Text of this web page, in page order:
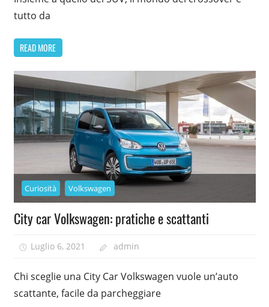
tutto da
READ MORE
Curiosità Volkswagen
City car Volkswagen: pratiche e scattanti
Luglio 6, 2021 admin
Chi sceglie una City Car Volkswagen vuole un’auto
scattante, facile da parcheggiare